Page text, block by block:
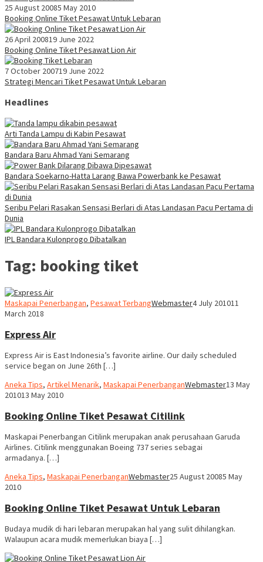
25 August 20085 May 2010
Booking Online Tiket Pesawat Untuk Lebaran
26 April 200819 June 2022
Booking Online Tiket Pesawat Lion Air
7 October 200719 June 2022
Strategi Mencari Tiket Pesawat Untuk Lebaran
Headlines
Arti Tanda Lampu di Kabin Pesawat
Bandara Baru Ahmad Yani Semarang
Bandara Soekarno-Hatta Larang Bawa Powerbank ke Pesawat
Seribu Pelari Rasakan Sensasi Berlari di Atas Landasan Pacu Pertama di
Dunia
IPL Bandara Kulonprogo Dibatalkan
Tag: booking tiket
Maskapai Penerbangan, Pesawat TerbangWebmaster4 July 201011
March 2018
Express Air
Express Air is East Indonesia’s favorite airline. Our daily scheduled
service began on June 26th […]
Aneka Tips, Artikel Menarik, Maskapai PenerbanganWebmaster13 May
201013 May 2010
Booking Online Tiket Pesawat Citilink
Maskapai Penerbangan Citilink merupakan anak perusahaan Garuda
Airlines. Citilink menggunakan Boeing 737 series sebagai
armadanya. […]
Aneka Tips, Maskapai PenerbanganWebmaster25 August 20085 May
2010
Booking Online Tiket Pesawat Untuk Lebaran
Budaya mudik di hari lebaran merupakan hal yang sulit dihilangkan.
Walaupun acara mudik memerlukan biaya […]